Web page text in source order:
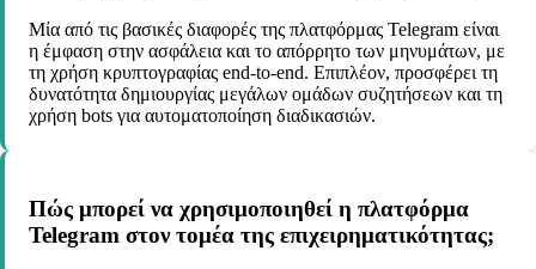
Μία από τις βασικές διαφορές της πλατφόρμας Telegram είναι
η έμφαση στην ασφάλεια και το απόρρητο των μηνυμάτων, με
τη χρήση κρυπτογραφίας end-to-end. Επιπλέον, προσφέρει τη
δυνατότητα δημιουργίας μεγάλων ομάδων συζητήσεων και τη
χρήση bots για αυτοματοποίηση διαδικασιών.
Πώς μπορεί να χρησιμοποιηθεί η πλατφόρμα
Telegram στον τομέα της επιχειρηματικότητας;